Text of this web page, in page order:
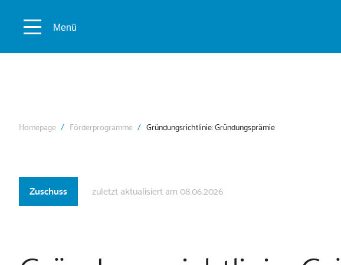
Menü
Homepage Förderprogramme Gründungsrichtlinie: Gründungsprämie
Zuschuss zuletzt aktualisiert am 08.06.2026